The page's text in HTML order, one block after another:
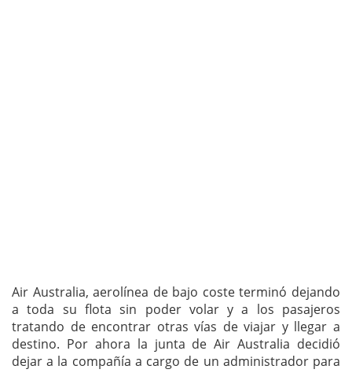
Air Australia, aerolínea de bajo coste terminó dejando
a toda su flota sin poder volar y a los pasajeros
tratando de encontrar otras vías de viajar y llegar a
destino. Por ahora la junta de Air Australia decidió
dejar a la compañía a cargo de un administrador para